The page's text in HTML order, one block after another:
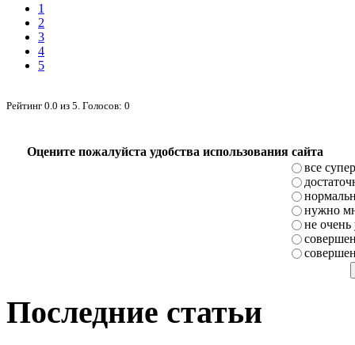
1
2
3
4
5
Рейтинг 0.0 из 5 . Голосов: 0
Оцените пожалуйста удобства использования сайта
все супер
нужно
не очень
Последние статьи